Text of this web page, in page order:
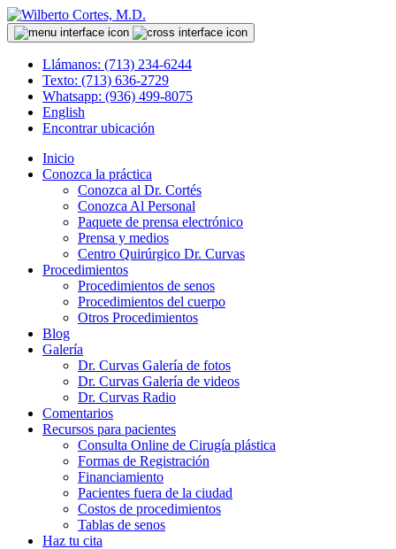
Llámanos: (713) 234-6244
Texto: (713) 636-2729
Whatsapp: (936) 499-8075
English
Encontrar ubicación
Inicio
Conozca la práctica
Conozca al Dr. Cortés
Conozca Al Personal
Paquete de prensa electrónico
Prensa y medios
Centro Quirúrgico Dr. Curvas
Procedimientos
Procedimientos de senos
Procedimientos del cuerpo
Otros Procedimientos
Blog
Galería
Dr. Curvas Galería de fotos
Dr. Curvas Galería de videos
Dr. Curvas Radio
Comentarios
Recursos para pacientes
Consulta Online de Cirugía plástica
Formas de Registración
Financiamiento
Pacientes fuera de la ciudad
Costos de procedimientos
Tablas de senos
Haz tu cita